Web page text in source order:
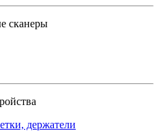
сканеры
держатели